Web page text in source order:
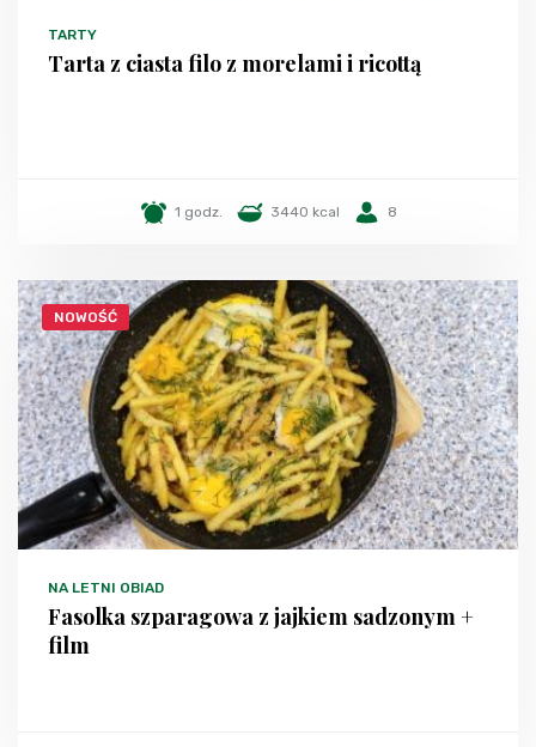
TARTY
Tarta z ciasta filo z morelami i ricottą
1 godz. 3440 kcal 8
NOWOŚĆ
NA LETNI OBIAD
Fasolka szparagowa z jajkiem sadzonym +
film